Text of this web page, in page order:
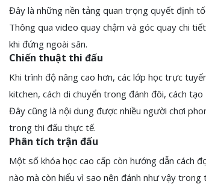
Đây là những nền tảng quan trọng quyết định
Thông qua video quay chậm và góc quay chi
khi đứng ngoài sân.
Chiến thuật thi đấu
Khi trình độ nâng cao hơn, các lớp học trực
kitchen, cách di chuyển trong đánh đôi, cách
Đây cũng là nội dung được nhiều người chơi
trong thi đấu thực tế.
Phân tích trận đấu
Một số khóa học cao cấp còn hướng dẫn cách
nào mà còn hiểu vì sao nên đánh như vậy